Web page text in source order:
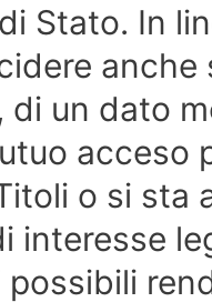
Stato. In
anche
di un dato
acceso
o si sta
interesse
possibili